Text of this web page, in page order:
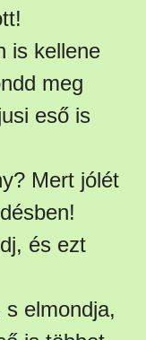
is kellene
meg
eső is
Mert jólét
és ezt
elmondja,